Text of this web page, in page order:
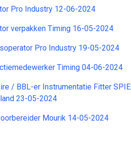
Pro Industry 12-06-2024
verpakken Timing 16-05-2024
Pro Industry 19-05-2024
Timing 04-06-2024
/ BBL-er Instrumentatie Fitter SPIE
23-05-2024
Mourik 14-05-2024